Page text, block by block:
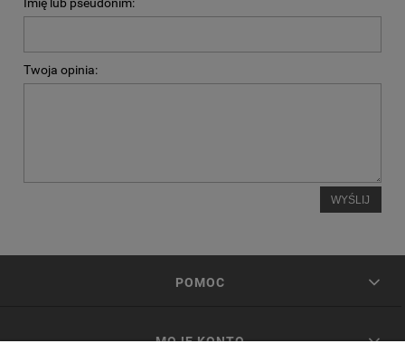
Imię lub pseudonim:
Twoja opinia:
WYŚLIJ
POMOC
MOJE KONTO